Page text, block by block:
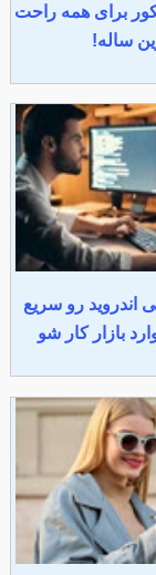
برای همه راحت
ساله!
اندروید رو سریع
بازار کار شو